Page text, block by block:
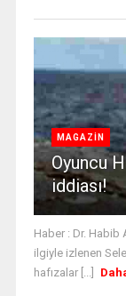
MAGAZİN
Oyuncu
iddiası!
Haber : Dr. Habib
ilgiyle izlenen
hafızalar [...]